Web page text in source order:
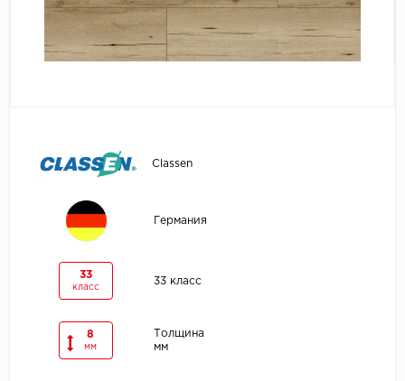
Dolce Flooring
ECO Parquet
Classen
Германия
33
класс
33 класс
8
мм
Толщина
мм